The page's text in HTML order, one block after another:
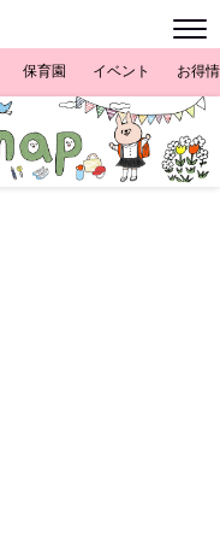
保育園 イベント お得